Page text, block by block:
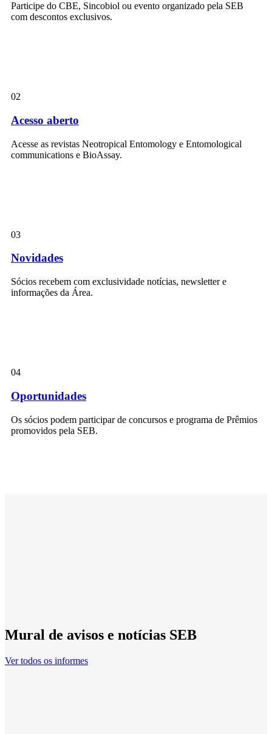
Participe do CBE, Sincobiol ou evento organizado pela SEB
com descontos exclusivos.
02
Acesso aberto
Acesse as revistas Neotropical Entomology e Entomological
communications e BioAssay.
03
Novidades
Sócios recebem com exclusividade notícias, newsletter e
informações da Área.
04
Oportunidades
Os sócios podem participar de concursos e programa de Prêmios
promovidos pela SEB.
Mural de avisos e notícias SEB
Ver todos os informes